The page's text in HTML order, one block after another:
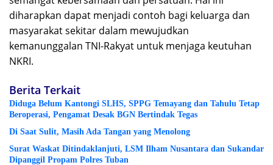
diharapkan dapat menjadi contoh bagi keluarga dan
masyarakat sekitar dalam mewujudkan
kemanunggalan TNI-Rakyat untuk menjaga keutuhan
NKRI.
Berita Terkait
Diduga Belum Kantongi SLHS, SPPG Temayang dan Tahulu Tetap
Beroperasi, Pengamat Desak BGN Bertindak Tegas
Di Saat Sulit, Masih Ada Tangan yang Menolong
Surat Waskat Ditindaklanjuti, LSM Ilham Nusantara dan Sukandar
Dipanggil Propam Polres Tuban